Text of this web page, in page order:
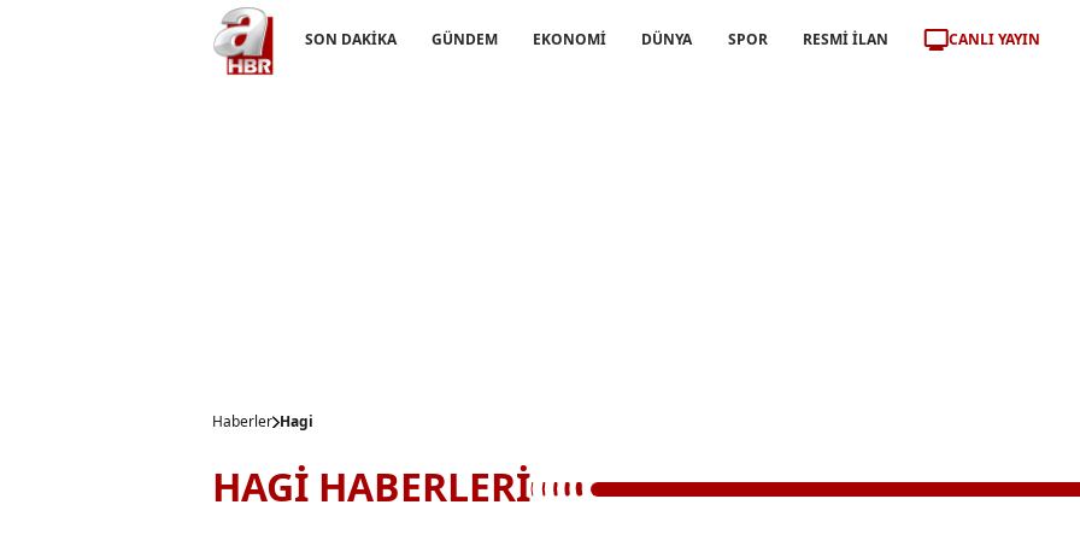
SON DAKİKA GÜNDEM EKONOMİ DÜNYA SPOR RESMİ İLAN CANLI YAYIN
Haberler Hagi
HAGİ HABERLERİ